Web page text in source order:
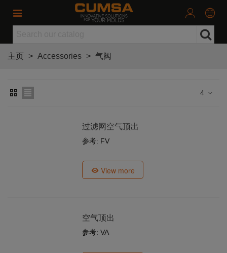
主页 > Accessories > 气阀
4
过滤网空气顶出
参考: FV
View more
空气顶出
参考: VA